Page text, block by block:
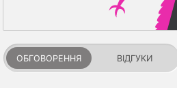
ОБГОВОРЕННЯ ВІДГУКИ